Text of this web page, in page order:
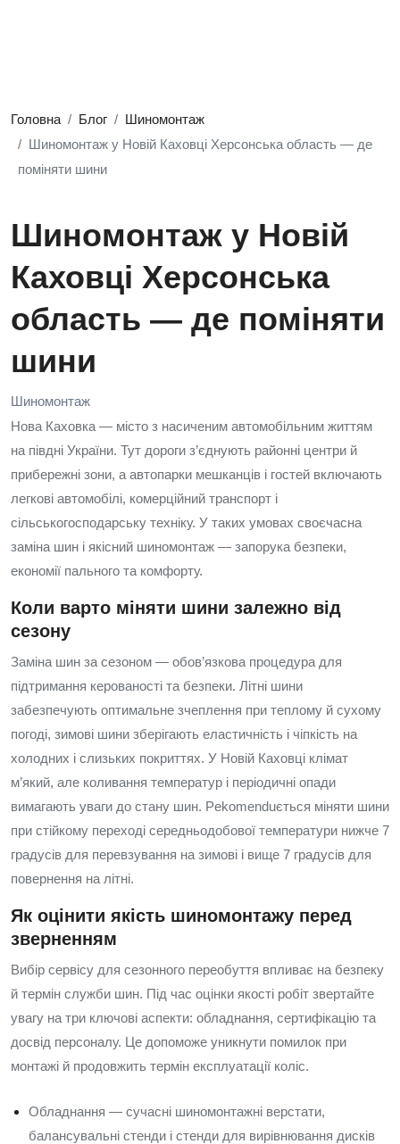
Головна Блог
Шиномонтаж
Шиномонтаж у Новій Каховці Херсонська область — де
поміняти шини
Шиномонтаж у Новій
Каховці Херсонська
область — де поміняти
шини
Шиномонтаж
Нова Каховка — місто з насиченим автомобільним життям
на півдні України. Тут дороги з’єднують районні центри й
прибережні зони, а автопарки мешканців і гостей включають
легкові автомобілі, комерційний транспорт і
сільськогосподарську техніку. У таких умовах своєчасна
заміна шин і якісний шиномонтаж — запорука безпеки,
економії пального та комфорту.
Коли варто міняти шини залежно від
сезону
Заміна шин за сезоном — обов’язкова процедура для
підтримання керованості та безпеки. Літні шини
забезпечують оптимальне зчеплення при теплому й сухому
погоді, зимові шини зберігають еластичність і чіпкість на
холодних і слизьких покриттях. У Новій Каховці клімат
м’який, але коливання температур і періодичні опади
вимагають уваги до стану шин. Рekomenduється міняти шини
при стійкому переході середньодобової температури нижче 7
градусів для перевзування на зимові і вище 7 градусів для
повернення на літні.
Як оцінити якість шиномонтажу перед
зверненням
Вибір сервісу для сезонного переобуття впливає на безпеку
й термін служби шин. Під час оцінки якості робіт звертайте
увагу на три ключові аспекти: обладнання, сертифікацію та
досвід персоналу. Це допоможе уникнути помилок при
монтажі й продовжить термін експлуатації коліс.
Обладнання — сучасні шиномонтажні верстати,
балансувальні стенди і стенди для вирівнювання дисків